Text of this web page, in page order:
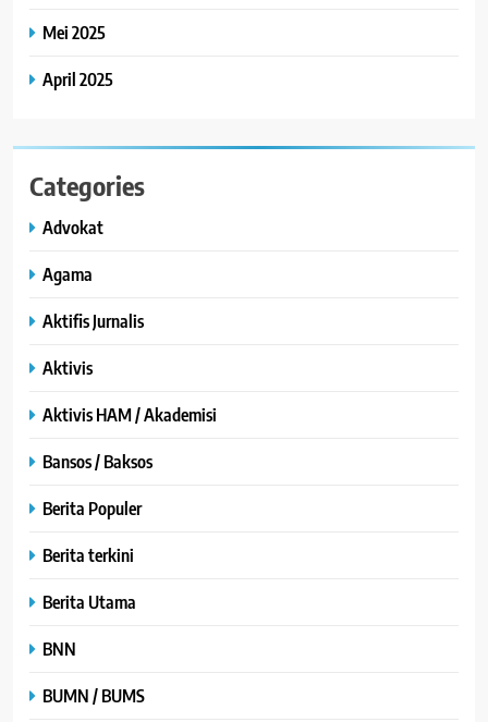
Mei 2025
April 2025
Categories
Advokat
Agama
Aktifis Jurnalis
Aktivis
Aktivis HAM / Akademisi
Bansos / Baksos
Berita Populer
Berita terkini
Berita Utama
BNN
BUMN / BUMS